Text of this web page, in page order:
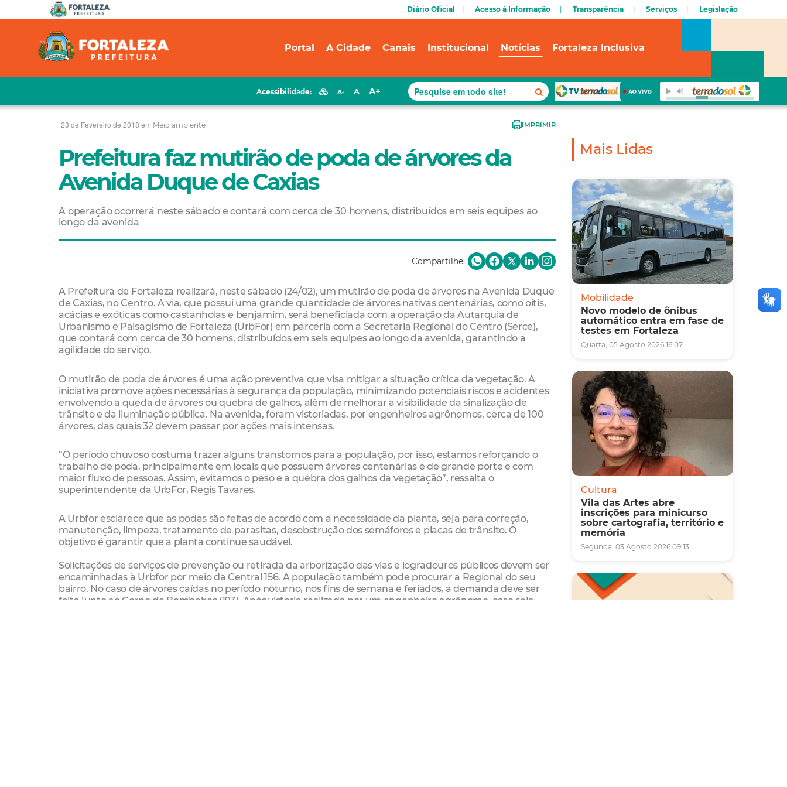
Diário Oficial Acesso à Informação Transparência Serviços Legislação
Portal A Cidade Canais Institucional Notícias Fortaleza Inclusiva
Acessibilidade: A- A A+
23 de Fevereiro de 2018 em Meio ambiente IMPRIMIR
Prefeitura faz mutirão de poda de árvores da
Avenida Duque de Caxias
A operação ocorrerá neste sábado e contará com cerca de 30 homens, distribuídos em seis equipes ao
longo da avenida
Compartilhe:
A Prefeitura de Fortaleza realizará, neste sábado (24/02), um mutirão de poda de árvores na Avenida Duque
de Caxias, no Centro. A via, que possui uma grande quantidade de árvores nativas centenárias, como oitis,
acácias e exóticas como castanholas e benjamim, será beneficiada com a operação da Autarquia de
Urbanismo e Paisagismo de Fortaleza (UrbFor) em parceria com a Secretaria Regional do Centro (Serce),
que contará com cerca de 30 homens, distribuídos em seis equipes ao longo da avenida, garantindo a
agilidade do serviço.
O mutirão de poda de árvores é uma ação preventiva que visa mitigar a situação crítica da vegetação. A
iniciativa promove ações necessárias à segurança da população, minimizando potenciais riscos e acidentes
envolvendo a queda de árvores ou quebra de galhos, além de melhorar a visibilidade da sinalização de
trânsito e da iluminação pública. Na avenida, foram vistoriadas, por engenheiros agrônomos, cerca de 100
árvores, das quais 32 devem passar por ações mais intensas.
“O período chuvoso costuma trazer alguns transtornos para a população, por isso, estamos reforçando o
trabalho de poda, principalmente em locais que possuem árvores centenárias e de grande porte e com
maior fluxo de pessoas. Assim, evitamos o peso e a quebra dos galhos da vegetação”, ressalta o
superintendente da UrbFor, Regis Tavares.
A Urbfor esclarece que as podas são feitas de acordo com a necessidade da planta, seja para correção,
manutenção, limpeza, tratamento de parasitas, desobstrução dos semáforos e placas de trânsito. O
objetivo é garantir que a planta continue saudável.
Solicitações de serviços de prevenção ou retirada da arborização das vias e logradouros públicos devem ser
encaminhadas à Urbfor por meio da Central 156. A população também pode procurar a Regional do seu
bairro. No caso de árvores caídas no período noturno, nos fins de semana e feriados, a demanda deve ser
feita junto ao Corpo de Bombeiros (193). Após vistoria realizada por um engenheiro agrônomo, caso seja
Mais Lidas
Mobilidade
Novo modelo de ônibus
automático entra em fase de
testes em Fortaleza
Quarta, 05 Agosto 2026 16:07
Cultura
Vila das Artes abre
inscrições para minicurso
sobre cartografia, território e
memória
Segunda, 03 Agosto 2026 09:13